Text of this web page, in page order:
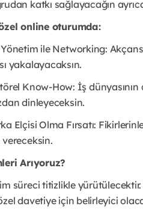
katkı sağlayacağın
online oturumda:
ile Networking:
yakalayacaksın.
Know-How: İş
dinleyeceksin.
Elçisi Olma Fırsatı:
Arıyoruz?
süreci titizlikle yürütülecektir.
davetiye için belirleyici